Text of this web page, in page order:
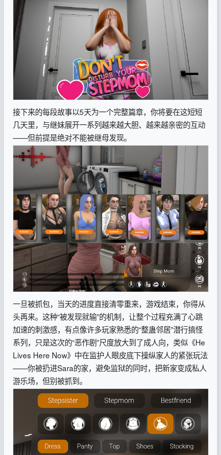
接下来的每段故事以5天为一个完整篇章，你将要在这短短
几天里，与继妹展开一系列越来越大胆、越来越亲密的互动
——但前提是绝对不能被继母发现。
一旦被抓包，当天的进度直接清零重来，游戏结束，你得从
头再来。这种“被发现就输”的机制，让整个过程充满了心跳
加速的刺激感，有点像许多玩家熟悉的“整蛊邻居”潜行搞怪
系列，只是这次的“恶作剧”尺度放大到了成人向，类似《He
Lives Here Now》中在监护人眼皮底下操纵家人的紧张玩法
——你被扔进Sara的家，避免监狱的同时，把新家变成私人
游乐场，但别被抓到。